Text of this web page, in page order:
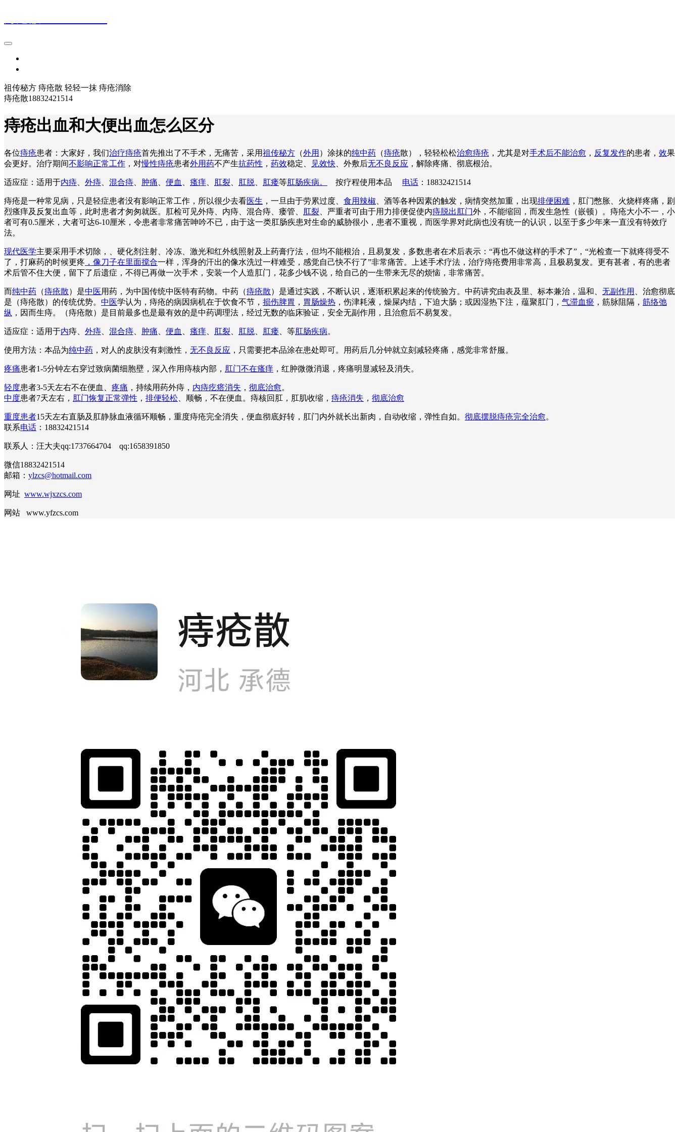
祖传秘方 痔疮散 轻轻一抹 痔疮消除
痔疮散18832421514
痔疮出血和大便出血怎么区分
各位痔疮患者：大家好，我们治疗痔疮首先推出了不手术，无痛苦，采用祖传秘方 （外用 ）涂抹的纯中药 （痔疮散），轻轻松松治愈痔疮 ，尤其是对手术后不能治愈 ， 反复发作的患者， 效果
会更好。治疗期间不影响正常工作 ，对慢性痔疮患者外用药不产生抗药性 ， 药效稳定、 见效快 、外敷后无不良反应 ，解除疼痛、彻底根治。
适应症：适用于内痔 外痔 混合痔 肿痛 便血 瘙痒 肛裂 肛脱 肛瘘等肛肠疾病。 按疗程使用本品 电话 ：18832421514
痔疮是一种常见病，只是轻症患者没有影响正常工作，所以很少去看医生 ，一旦由于劳累过度、 食用辣椒 、酒等各种因素的触发，病情突然加重，出现排便困难 ，肛门憋胀、火烧样疼痛，剧
烈瘙痒及反复出血等，此时患者才匆匆就医。肛检可见外痔、内痔、混合痔、瘘管、
肛裂 、严重者可由于用力排便促使内痔脱出肛门外，不能缩回，而发生急性（嵌顿）。痔疮大小不一，小
者可有0.5厘米，大者可达6-10厘米，令患者非常痛苦呻吟不已，由于这一类肛肠疾患对生命的威胁很小，患者不重视，而医学界对此病也没有统一的认识，以至于多少年来一直没有特效疗
法。
现代医学主要采用手术切除，、硬化剂注射、冷冻、激光和红外线照射及上药膏疗法，但均不能根治，且易复发，多数患者在术后表示：“再也不做这样的手术了”，“光检查一下就疼得受不
了，打麻药的时候更疼 ，像刀子在里面搅合一样，浑身的汗出的像水洗过一样难受，感觉自己快不行了”非常痛苦。上述手术疗法，治疗痔疮费用非常高，且极易复发。更有甚者，有的患者
术后管不住大便，留下了后遗症，不得已再做一次手术，安装一个人造肛门，花多少钱不说，给自己的一生带来无尽的烦恼，非常痛苦。
而纯中药 （痔疮散）是中医用药，为中国传统中医特有药物。中药（痔疮散）是通过实践，不断认识，逐渐积累起来的传统验方。中药讲究由表及里、标本兼治，温和、 无副作用
、治愈彻底
是（痔疮散）的传统优势。 中医学认为，痔疮的病因病机在于饮食不节， 损伤脾胃 ， 胃肠燥热 ，伤津耗液，燥屎内结，下迫大肠；或因湿热下注，蕴聚肛门， 气滞血瘀 ，筋脉阻隔， 筋络弛
纵 ，因而生痔。（痔疮散）是目前最多也是最有效的是中药调理法，经过无数的临床验证，安全无副作用，且治愈后不易复发。
适应症：适用于内痔、 外痔 混合痔 肿痛 便血 瘙痒 肛裂 肛脱 肛瘘 、等肛肠疾病。
使用方法：本品为纯中药 ，对人的皮肤没有刺激性， 无不良反应 ，只需要把本品涂在患处即可。用药后几分钟就立刻减轻疼痛，感觉非常舒服。
疼痛患者1-5分钟左右穿过致病菌细胞壁，深入作用痔核内部， 肛门不在瘙痒 ，红肿微微消退，疼痛明显减轻及消失。
轻度患者3-5天左右不在便血、 疼痛 ，持续用药外痔， 内痔疙瘩消失 ， 彻底治愈。
中度患者7天左右， 肛门恢复正常弹性 ， 排便轻松 、顺畅，不在便血。痔核回肛，肛肌收缩， 痔疮消失 ， 彻底治愈
重度患者15天左右直肠及肛静脉血液循环顺畅，重度痔疮完全消失，便血彻底好转，肛门内外就长出新肉，自动收缩，弹性自如。 彻底摆脱痔疮完全治愈。
联系电话 ：18832421514
联系人：汪大夫qq:1737664704 qq:1658391850
微信18832421514
邮箱： ylzcs@hotmail.com
网址 www.wjxzcs.com
网站 www.yfzcs.com